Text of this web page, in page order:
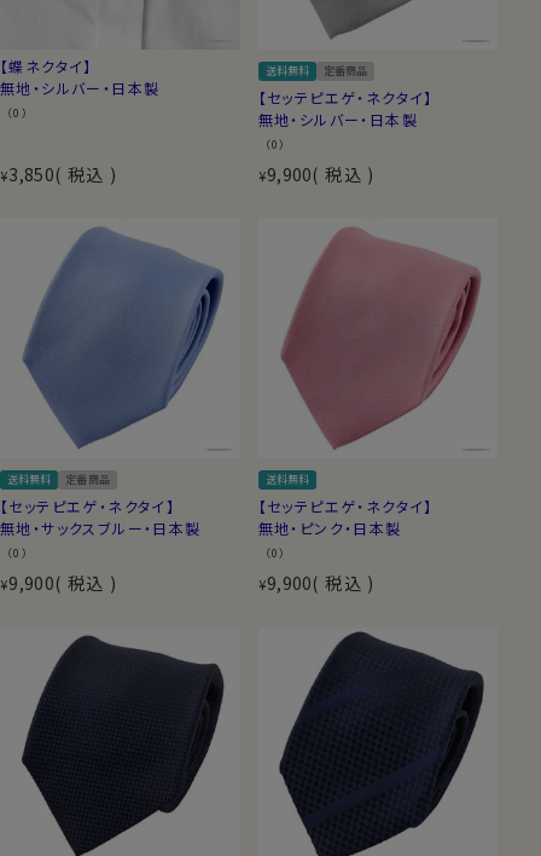
【蝶ネクタイ】
無地・シルバー・日本製
（0）
¥3,850 税込
送料無料 定番商品
【セッテピエゲ・ネクタイ】
無地・シルバー・日本製
（0）
¥9,900 税込
送料無料 定番商品
【セッテピエゲ・ネクタイ】
無地・サックスブルー・日本製
（0）
¥9,900 税込
送料無料
【セッテピエゲ・ネクタイ】
無地・ピンク・日本製
（0）
¥9,900 税込